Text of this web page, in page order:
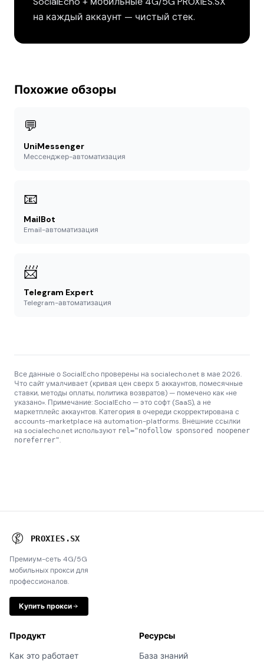
на каждый аккаунт — чистый стек.
Похожие обзоры
💬
UniMessenger
Мессенджер-автоматизация
📧
MailBot
Email-автоматизация
📨
Telegram Expert
Telegram-автоматизация
Все данные о SocialEcho проверены на socialecho.net в мае 2026.
Что сайт умалчивает (кривая цен сверх 5 аккаунтов, помесячные
ставки, методы оплаты, политика возвратов) — помечено как «не
указано». Примечание: SocialEcho — это софт (SaaS), а не
маркетплейс аккаунтов. Категория в очереди скорректирована с
accounts-marketplace на automation-platforms. Внешние ссылки
на socialecho.net используют rel="nofollow sponsored noopener
noreferrer".
PROXIES .SX
Премиум-сеть 4G/5G
мобильных прокси для
профессионалов.
Купить прокси
Продукт
Как это работает
Ресурсы
База знаний